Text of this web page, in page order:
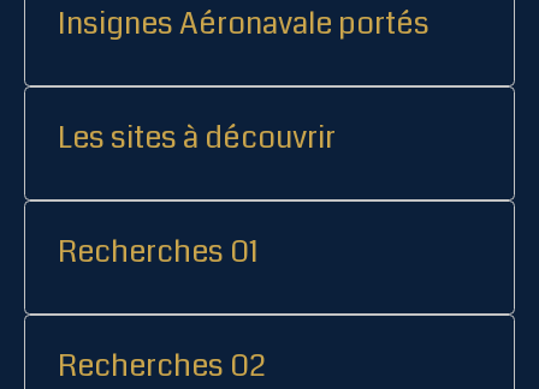
Insignes Aéronavale portés
Les sites à découvrir
Recherches 01
Recherches 02